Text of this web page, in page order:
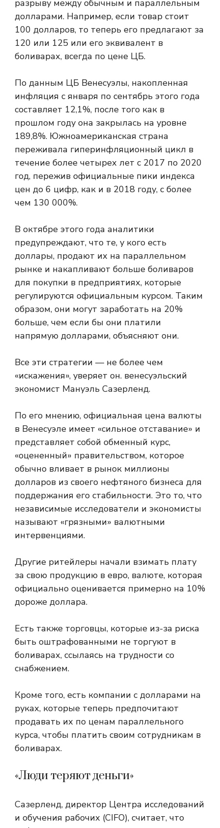
разрыву между обычным и параллельным
долларами. Например, если товар стоит
100 долларов, то теперь его предлагают за
120 или 125 или его эквивалент в
боливарах, всегда по цене ЦБ.
По данным ЦБ Венесуэлы, накопленная
инфляция с января по сентябрь этого года
составляет 12,1%, после того как в
прошлом году она закрылась на уровне
189,8%. Южноамериканская страна
переживала гиперинфляционный цикл в
течение более четырех лет с 2017 по 2020
год, пережив официальные пики индекса
цен до 6 цифр, как и в 2018 году, с более
чем 130 000%.
В октябре этого года аналитики
предупреждают, что те, у кого есть
доллары, продают их на параллельном
рынке и накапливают больше боливаров
для покупки в предприятиях, которые
регулируются официальным курсом. Таким
образом, они могут заработать на 20%
больше, чем если бы они платили
напрямую долларами, объясняют они.
Все эти стратегии — не более чем
«искажения», уверяет он. венесуэльский
экономист Мануэль Сазерленд.
По его мнению, официальная цена валюты
в Венесуэле имеет «сильное отставание» и
представляет собой обменный курс,
«оцененный» правительством, которое
обычно вливает в рынок миллионы
долларов из своего нефтяного бизнеса для
поддержания его стабильности. Это то, что
независимые исследователи и экономисты
называют «грязными» валютными
интервенциями.
Другие ритейлеры начали взимать плату
за свою продукцию в евро, валюте, которая
официально оценивается примерно на 10%
дороже доллара.
Есть также торговцы, которые из-за риска
быть оштрафованными не торгуют в
боливарах, ссылаясь на трудности со
снабжением.
Кроме того, есть компании с долларами на
руках, которые теперь предпочитают
продавать их по ценам параллельного
курса, чтобы платить своим сотрудникам в
боливарах.
«Люди теряют деньги»
Сазерленд, директор Центра исследований
и обучения рабочих (CIFO), считает, что